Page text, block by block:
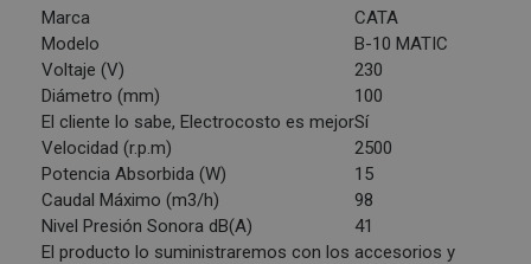
Marca
CATA
Modelo
B-10 MATIC
Voltaje (V)
230
Diámetro (mm)
100
El cliente lo sabe, Electrocosto es mejorSí
Velocidad (r.p.m)
2500
Potencia Absorbida (W)
15
Caudal Máximo (m3/h)
98
Nivel Presión Sonora dB(A)
41
El producto lo suministraremos con los accesorios y